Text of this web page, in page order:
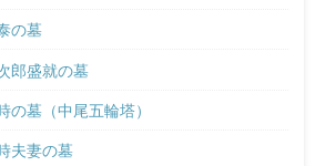
の墓
郎盛就の墓
の墓（中尾五輪塔）
夫妻の墓